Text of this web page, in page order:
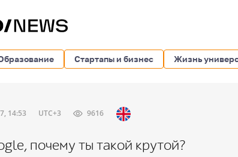
Стартапы и бизнес Жизнь
14:53 UTC+3 9616
почему ты такой крутой?